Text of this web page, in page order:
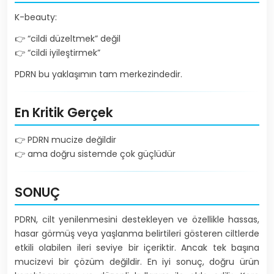
K-beauty:
👉 “cildi düzeltmek” değil
👉 “cildi iyileştirmek”
PDRN bu yaklaşımın tam merkezindedir.
En Kritik Gerçek
👉 PDRN mucize değildir
👉 ama doğru sistemde çok güçlüdür
SONUÇ
PDRN, cilt yenilenmesini destekleyen ve özellikle hassas,
hasar görmüş veya yaşlanma belirtileri gösteren ciltlerde
etkili olabilen ileri seviye bir içeriktir. Ancak tek başına
mucizevi bir çözüm değildir. En iyi sonuç, doğru ürün